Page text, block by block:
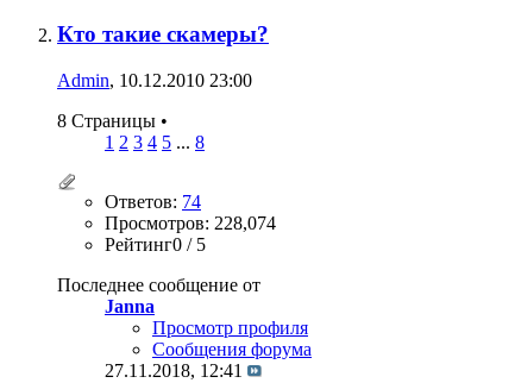
Кто такие скамеры?
Admin, 10.12.2010 23:00
8 Страницы •
1 2 3 4 5 ... 8
Ответов: 74
Просмотров: 228,074
Рейтинг0 / 5
Последнее сообщение от
Janna
Просмотр профиля
Сообщения форума
27.11.2018, 12:41